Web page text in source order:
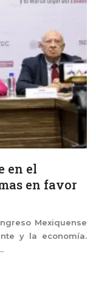
en el
en favor
Mexiquense
y la economía.